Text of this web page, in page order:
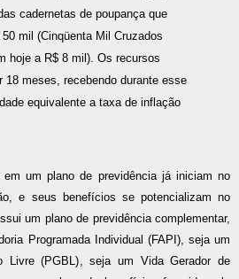
cadernetas de poupança que
mil (Cinqüenta Mil Cruzados
hoje a R$ 8 mil). Os recursos
18 meses, recebendo durante esse
equivalente a taxa de inflação
um plano de previdência já iniciam no
e seus benefícios se potencializam no
um plano de previdência complementar,
Programada Individual (FAPI), seja um
Livre (PGBL), seja um Vida Gerador de